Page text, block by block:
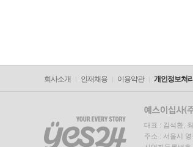
회사소개 인재채용 이용약관 개인정보처
대표 : 김석환,
주소 : 서울시